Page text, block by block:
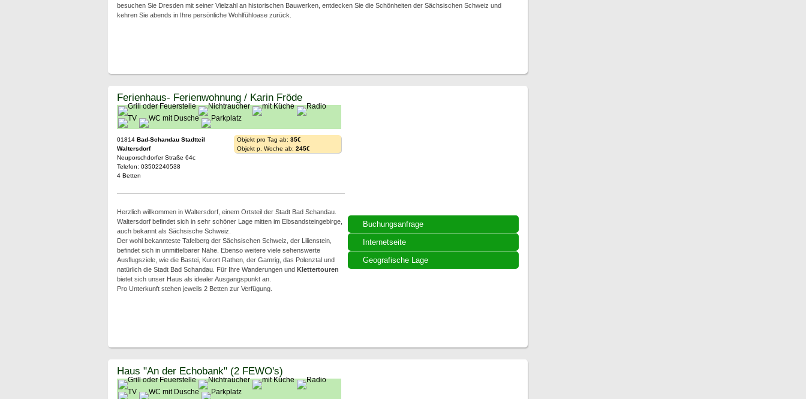
besuchen Sie Dresden mit seiner Vielzahl an historischen Bauwerken, entdecken Sie die Schönheiten der Sächsischen Schweiz und
kehren Sie abends in Ihre persönliche Wohlfühloase zurück.
Buchungsanfrage
Internetseite
Geografische Lage
Ferienhaus- Ferienwohnung / Karin Fröde
01814 Bad-Schandau Stadtteil
Waltersdorf
Neuporschdorfer Straße 64c
Telefon: 03502240538
4 Betten
Objekt pro Tag ab: 35€
Objekt p. Woche ab: 245€
Herzlich willkommen in Waltersdorf, einem Ortsteil der Stadt Bad Schandau.
Waltersdorf befindet sich in sehr schöner Lage mitten im Elbsandsteingebirge,
auch bekannt als Sächsische Schweiz.
Der wohl bekannteste Tafelberg der Sächsischen Schweiz, der Lilienstein,
befindet sich in unmittelbarer Nähe. Ebenso weitere viele sehenswerte
Ausflugsziele, wie die Bastei, Kurort Rathen, der Gamrig, das Polenztal und
natürlich die Stadt Bad Schandau. Für Ihre Wanderungen und Klettertouren
bietet sich unser Haus als idealer Ausgangspunkt an.
Pro Unterkunft stehen jeweils 2 Betten zur Verfügung.
Haus "An der Echobank" (2 FEWO's)